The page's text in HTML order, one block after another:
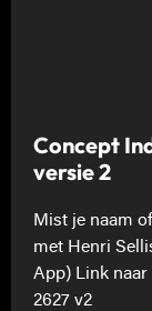
Concept
versie 2
Mist je naam
met Henri
App) Link naar
2627 v2